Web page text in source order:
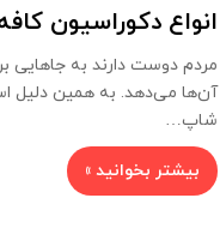
انواع دکوراسیون
مردم دوست دارند به
آن‌ها می‌دهد. به همین دلیل
شاپ…
بیشتر بخوانید »